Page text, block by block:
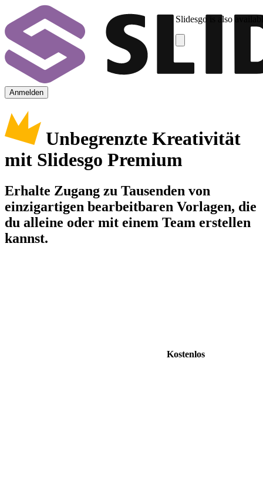
Slidesgo is also
Anmelden
Unbegrenzte Kreativität
mit Slidesgo Premium
Erhalte Zugang zu Tausenden von
einzigartigen bearbeitbaren Vorlagen, die
du alleine oder mit einem Team erstellen
kannst.
Kostenlos